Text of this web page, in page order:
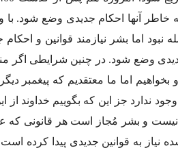
به خاطر آنها احكام جدیدى وضع
وضع شود. در چنین شرایطى اگر
بخواهیم اما ما معتقدیم كه پیغمبر
ندارد جز این كه بگوییم خداوند از
نیست و بشر مُجاز است هر قانونى
به قوانین جدیدى پیدا كرده است